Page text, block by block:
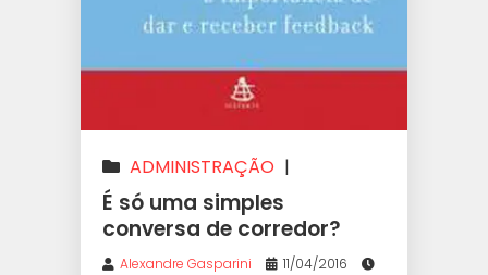
ADMINISTRAÇÃO |
COACHING |GESTÃO
PESSOAS
É só uma simples
conversa de corredor?
Alexandre Gasparini
11/04/2016